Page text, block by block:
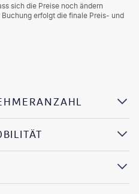
sich die Preise noch ändern
erfolgt die finale Preis- und